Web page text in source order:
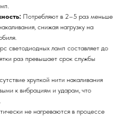
Потребляют в 2–5 раз меньше
снижая нагрузку на
светодиодных ламп составляет до
раз превышает срок службы
хрупкой нити накаливания
к вибрациям и ударам, что
не нагреваются в процессе